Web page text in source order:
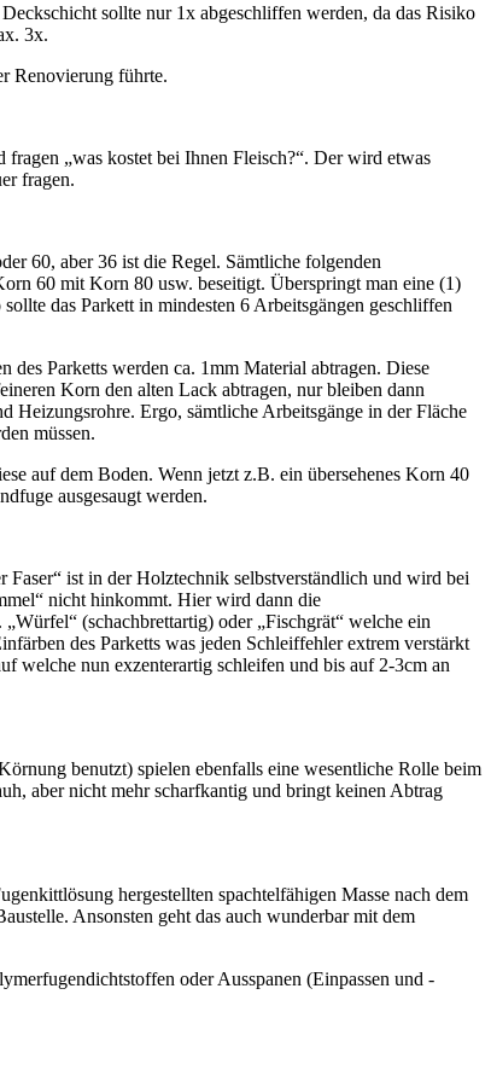
sollte nur 1x abgeschliffen werden, da das Risiko
3x.
Renovierung führte.
„was kostet bei Ihnen Fleisch?“. Der wird etwas
fragen.
60, aber 36 ist die Regel. Sämtliche folgenden
60 mit Korn 80 usw. beseitigt. Überspringt man eine (1)
das Parkett in mindesten 6 Arbeitsgängen geschliffen
Parketts werden ca. 1mm Material abtragen. Diese
Korn den alten Lack abtragen, nur bleiben dann
Heizungsrohre. Ergo, sämtliche Arbeitsgänge in der Fläche
müssen.
auf dem Boden. Wenn jetzt z.B. ein übersehenes Korn 40
ausgesaugt werden.
ist in der Holztechnik selbstverständlich und wird bei
nicht hinkommt. Hier wird dann die
(schachbrettartig) oder „Fischgrät“ welche ein
des Parketts was jeden Schleiffehler extrem verstärkt
welche nun exzenterartig schleifen und bis auf 2-3cm an
benutzt) spielen ebenfalls eine wesentliche Rolle beim
aber nicht mehr scharfkantig und bringt keinen Abtrag
hergestellten spachtelfähigen Masse nach dem
Ansonsten geht das auch wunderbar mit dem
oder Ausspanen (Einpassen und -